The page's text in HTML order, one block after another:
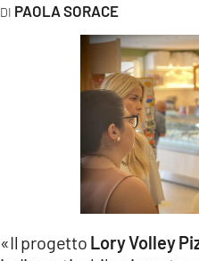
LACITYMAG.IT
ILREGGINO.IT
PAOLA SORACE
«Il progetto Lory Volley